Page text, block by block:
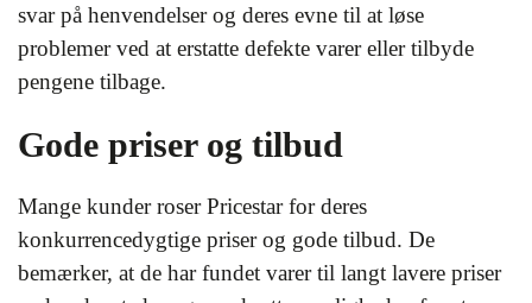
svar på henvendelser og deres evne til at løse
problemer ved at erstatte defekte varer eller tilbyde
pengene tilbage.
Gode priser og tilbud
Mange kunder roser Pricestar for deres
konkurrencedygtige priser og gode tilbud. De
bemærker, at de har fundet varer til langt lavere priser